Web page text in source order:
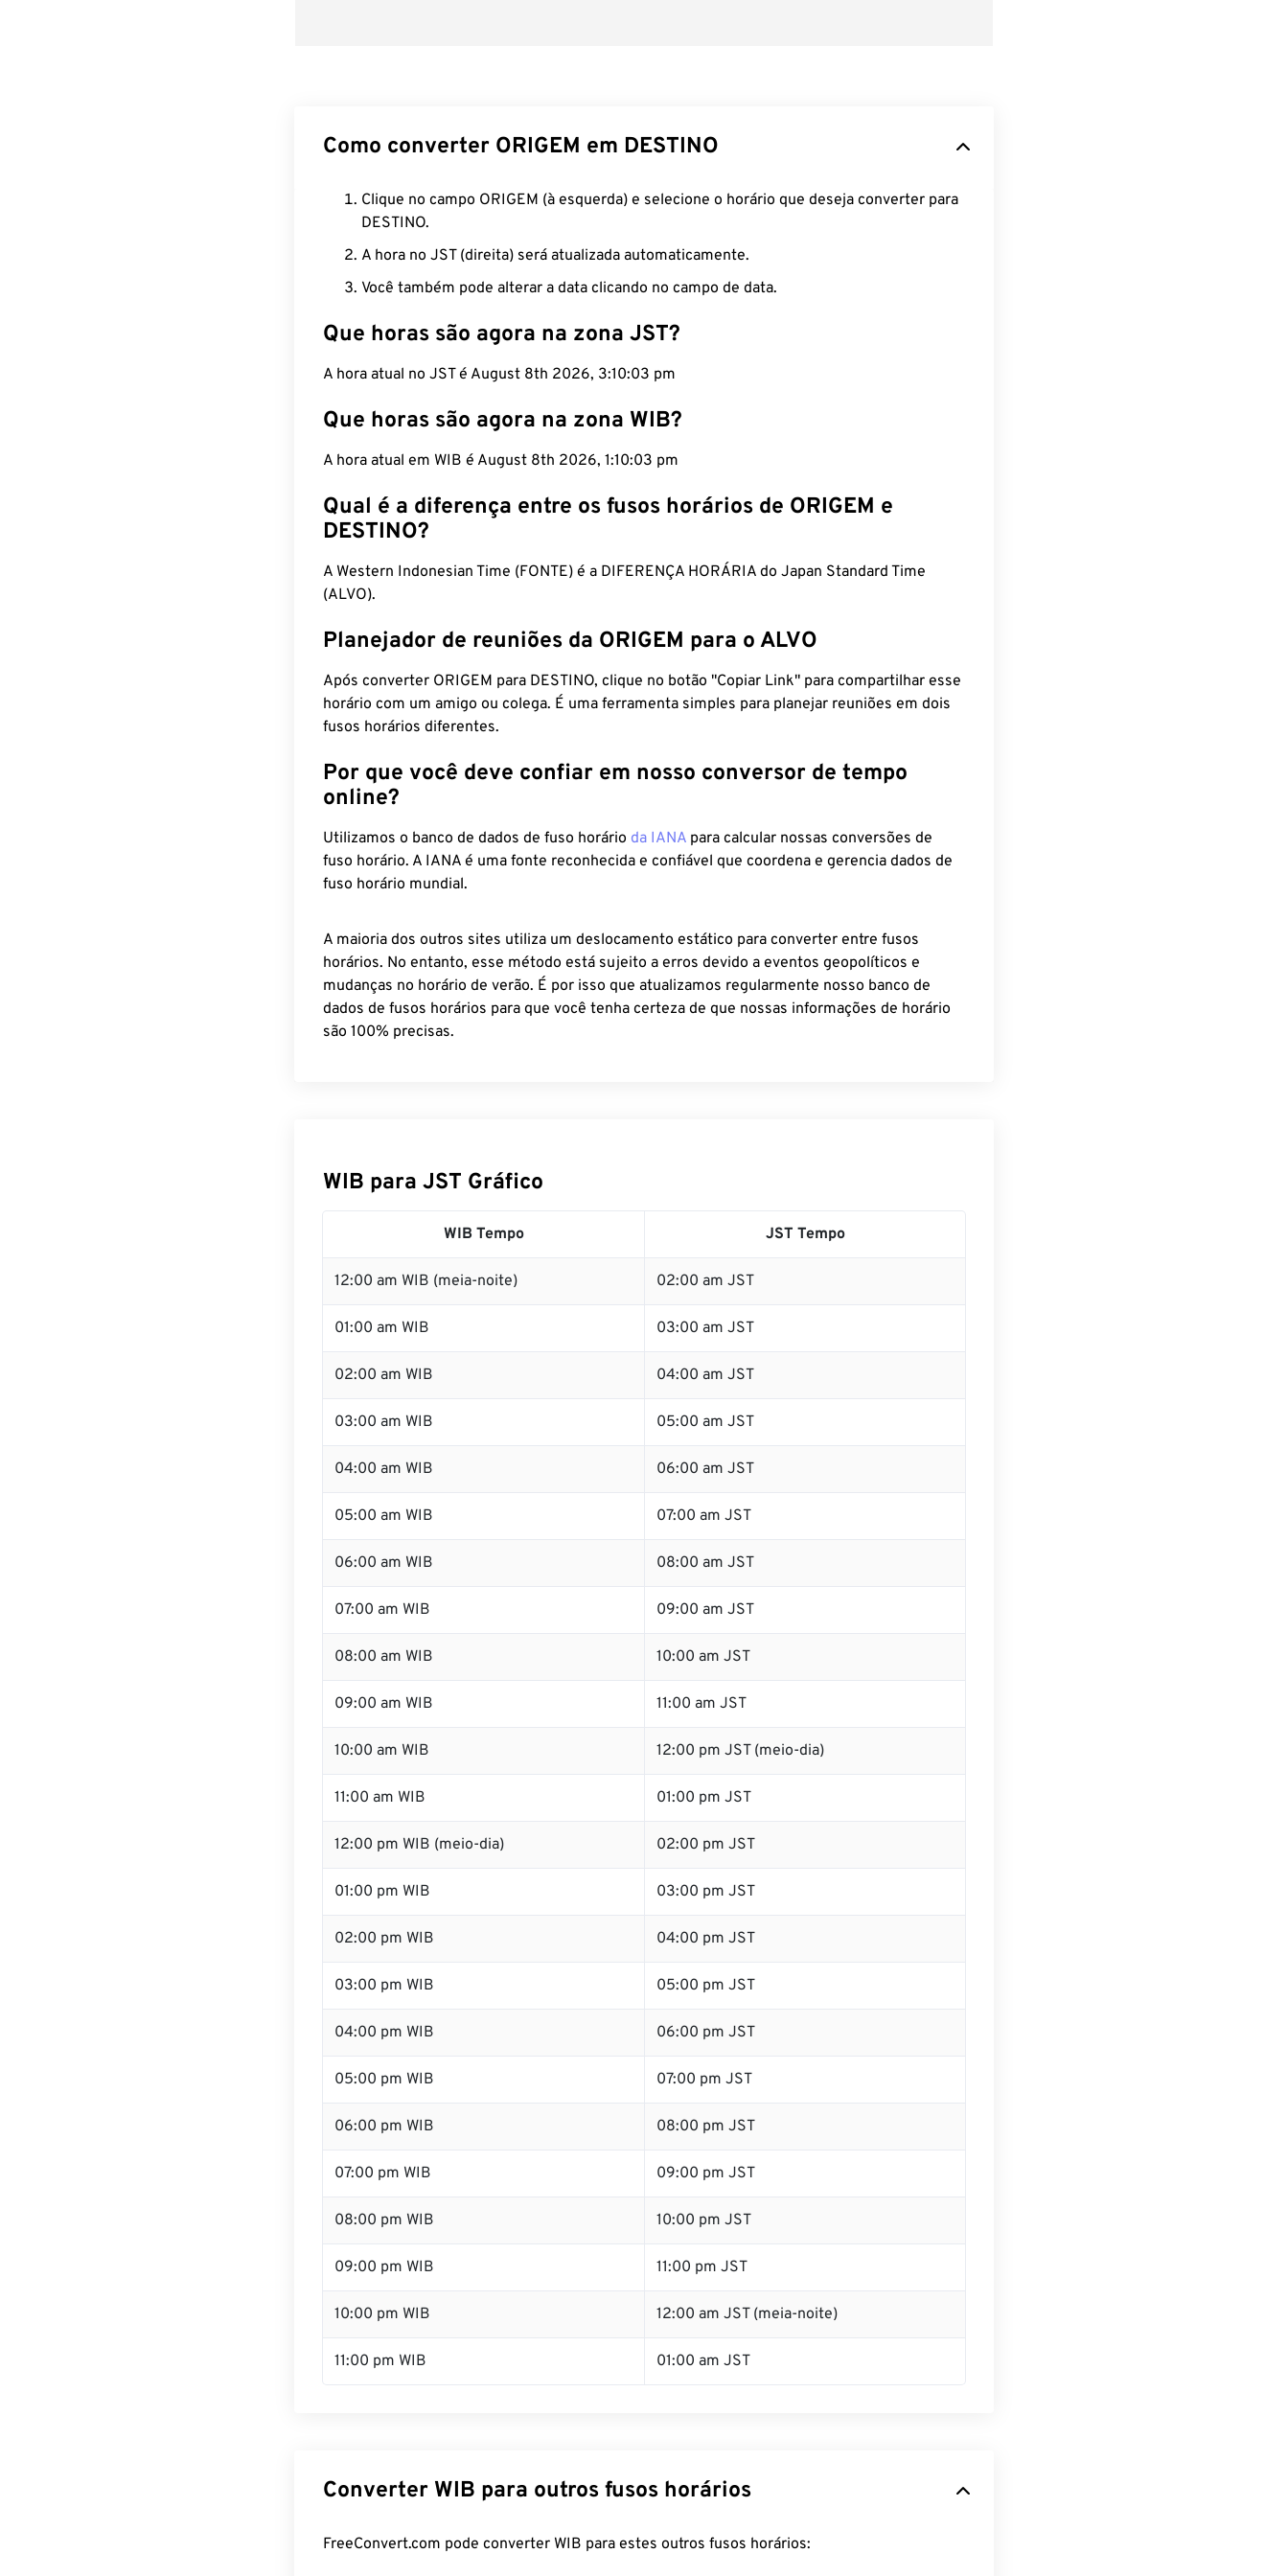
Como converter ORIGEM em DESTINO
Clique no campo ORIGEM (à esquerda) e selecione o horário que deseja converter para
DESTINO.
A hora no JST (direita) será atualizada automaticamente.
Você também pode alterar a data clicando no campo de data.
Que horas são agora na zona JST?
A hora atual no JST é August 8th 2026, 3:10:04 pm
Que horas são agora na zona WIB?
A hora atual em WIB é August 8th 2026, 1:10:04 pm
Qual é a diferença entre os fusos horários de ORIGEM e
DESTINO?
A Western Indonesian Time (FONTE) é a DIFERENÇA HORÁRIA do Japan Standard Time
(ALVO).
Planejador de reuniões da ORIGEM para o ALVO
Após converter ORIGEM para DESTINO, clique no botão "Copiar Link" para compartilhar esse
horário com um amigo ou colega. É uma ferramenta simples para planejar reuniões em dois
fusos horários diferentes.
Por que você deve confiar em nosso conversor de tempo
online?
Utilizamos o banco de dados de fuso horário da IANA para calcular nossas conversões de
fuso horário. A IANA é uma fonte reconhecida e confiável que coordena e gerencia dados de
fuso horário mundial.
A maioria dos outros sites utiliza um deslocamento estático para converter entre fusos
horários. No entanto, esse método está sujeito a erros devido a eventos geopolíticos e
mudanças no horário de verão. É por isso que atualizamos regularmente nosso banco de
dados de fusos horários para que você tenha certeza de que nossas informações de horário
são 100% precisas.
WIB para JST Gráfico
WIB Tempo JST Tempo
12:00 am WIB (meia-noite) 02:00 am JST
01:00 am WIB 03:00 am JST
02:00 am WIB 04:00 am JST
03:00 am WIB 05:00 am JST
04:00 am WIB 06:00 am JST
05:00 am WIB 07:00 am JST
06:00 am WIB 08:00 am JST
07:00 am WIB 09:00 am JST
08:00 am WIB 10:00 am JST
09:00 am WIB 11:00 am JST
10:00 am WIB 12:00 pm JST (meio-dia)
11:00 am WIB 01:00 pm JST
12:00 pm WIB (meio-dia) 02:00 pm JST
01:00 pm WIB 03:00 pm JST
02:00 pm WIB 04:00 pm JST
03:00 pm WIB 05:00 pm JST
04:00 pm WIB 06:00 pm JST
05:00 pm WIB 07:00 pm JST
06:00 pm WIB 08:00 pm JST
07:00 pm WIB 09:00 pm JST
08:00 pm WIB 10:00 pm JST
09:00 pm WIB 11:00 pm JST
10:00 pm WIB 12:00 am JST (meia-noite)
11:00 pm WIB 01:00 am JST
Converter WIB para outros fusos horários
FreeConvert.com pode converter WIB para estes outros fusos horários: